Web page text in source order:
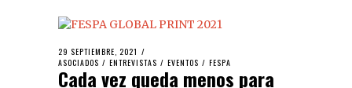
29 SEPTIEMBRE, 2021
ASOCIADOS / ENTREVISTAS / EVENTOS / FESPA
Cada vez queda menos para